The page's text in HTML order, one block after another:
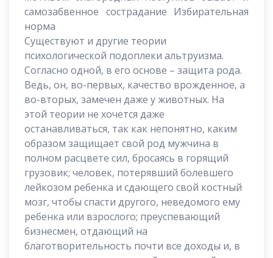
самозабвенное сострадание Избирательная
норма
Существуют и другие теории
психологической подоплеки альтруизма.
Согласно одной, в его основе – защита рода.
Ведь, он, во-первых, качество врожденное, а
во-вторых, замечен даже у животных. На
этой теории не хочется даже
останавливаться, так как непонятно, каким
образом защищает свой род мужчина в
полном расцвете сил, бросаясь в горящий
грузовик; человек, потерявший болевшего
лейкозом ребенка и сдающего свой костный
мозг, чтобы спасти другого, неведомого ему
ребенка или взрослого; преуспевающий
бизнесмен, отдающий на
благотворительность почти все доходы и, в